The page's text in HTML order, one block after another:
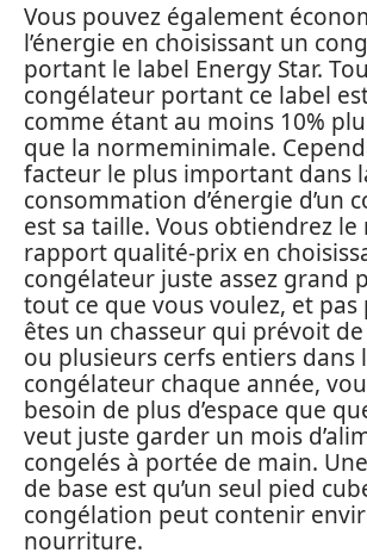
Vous pouvez également
l’énergie en choisissant un
portant le label Energy Star.
congélateur portant ce label
comme étant au moins 10%
que la normeminimale.
facteur le plus important dans
consommation d’énergie d’un
est sa taille. Vous obtiendrez
rapport qualité-prix en
congélateur juste assez grand
tout ce que vous voulez, et pas
êtes un chasseur qui prévoit
ou plusieurs cerfs entiers dans
congélateur chaque année,
besoin de plus d’espace que
veut juste garder un mois
congelés à portée de main.
de base est qu’un seul pied
congélation peut contenir
nourriture.